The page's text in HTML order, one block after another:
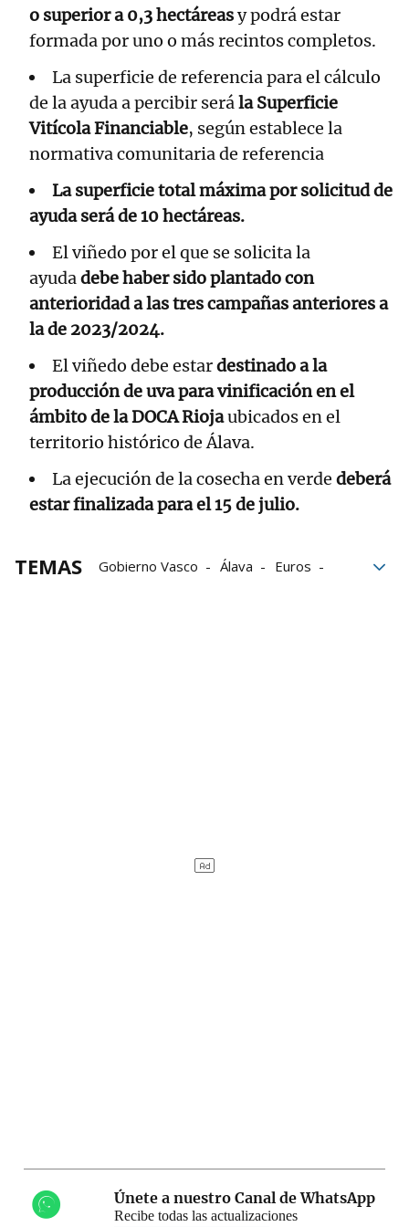
o superior a 0,3 hectáreasy podrá estar
formada por uno o más recintos completos.
La superficie de referencia para el cálculo
de la ayuda a percibir serála Superficie
Vitícola Financiable, según establece la
normativa comunitaria de referencia
La superficie total máxima por solicitud de
ayuda será de 10 hectáreas.
El viñedo por el que se solicita la
ayudadebe haber sido plantado con
anterioridad a las tres campañas anteriores a
la de 2023/2024.
El viñedo debe estardestinado a la
producción de uva para vinificación en el
ámbito de la DOCA Riojaubicados en el
territorio histórico de Álava.
La ejecución de la cosecha en verde deberá
estar finalizada para el 15 de julio.
TEMAS Gobierno Vasco Álava
Euros
Únete a nuestro Canal de WhatsApp
Recibe todas las actualizaciones